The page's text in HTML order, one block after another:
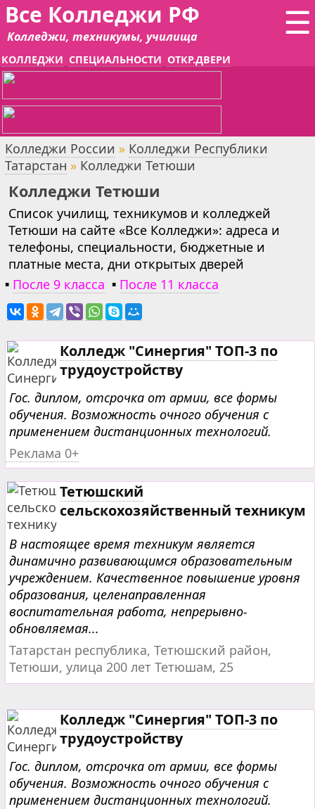
☰
Все Колледжи РФ
Колледжи, техникумы, училища
КОЛЛЕДЖИ СПЕЦИАЛЬНОСТИ ОТКР.ДВЕРИ
Колледжи России » Колледжи Республики
Татарстан » Колледжи Тетюши
Колледжи Тетюши
Список училищ, техникумов и колледжей
Тетюши на сайте «Все Колледжи»: адреса и
телефоны, специальности, бюджетные и
платные места, дни открытых дверей
▪ После 9 класса ▪ После 11 класса
Колледж "Синергия" ТОП-3 по
трудоустройству
Гос. диплом, отсрочка от армии, все формы
обучения. Возможность очного обучения с
применением дистанционных технологий.
Реклама 0+
Тетюшский
сельскохозяйственный техникум
В настоящее время техникум является
динамично развивающимся образовательным
учреждением. Качественное повышение уровня
образования, целенаправленная
воспитательная работа, непрерывно-
обновляемая...
Татарстан республика, Тетюшский район,
Тетюши, улица 200 лет Тетюшам, 25
Колледж "Синергия" ТОП-3 по
трудоустройству
Гос. диплом, отсрочка от армии, все формы
обучения. Возможность очного обучения с
применением дистанционных технологий.